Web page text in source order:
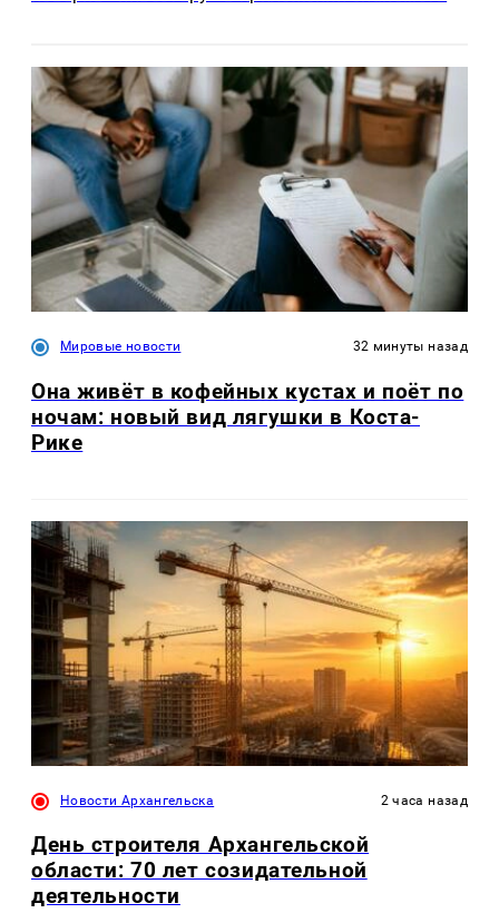
Мировые новости 32 минуты назад
Она живёт в кофейных кустах и поёт по
ночам: новый вид лягушки в Коста-
Рике
Новости Архангельска 2 часа назад
День строителя Архангельской
области: 70 лет созидательной
деятельности